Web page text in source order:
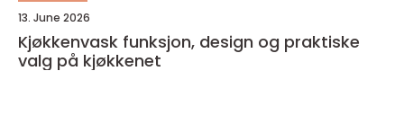
13. June 2026
Kjøkkenvask funksjon, design og praktiske
valg på kjøkkenet